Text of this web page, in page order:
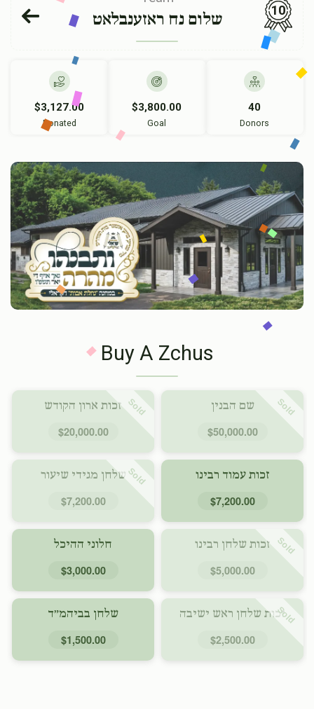
שלום נח ראזענבלאט
10
$3,127.00
Donated
$3,800.00
Goal
40
Donors
Buy A Zchus
Sold שם הבנין
$50,000.00
Sold זכות ארון הקודש
$20,000.00
זכות עמוד רבינו
$7,200.00
Sold שלחן מגידי שיעור
$7,200.00
Sold זכות שלחן רבינו
$5,000.00
חלוני ההיכל
$3,000.00
Soldזכות שלחן ראש ישיבה
$2,500.00
שלחן בביהמ״ד
$1,500.00